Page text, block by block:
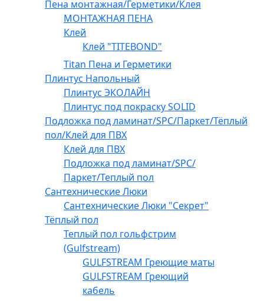
Пена монтажная/Герметики/Клея
МОНТАЖНАЯ ПЕНА
Клей
Клей "TITEBOND"
Titan Пена и Герметики
Плинтус Напольный
Плинтус ЭКОЛАЙН
Плинтус под покраску SOLID
Подложка под ламинат/SPC/Паркет/Тёплый
пол/Клей для ПВХ
Клей для ПВХ
Подложка под ламинат/SPC/
Паркет/Теплый пол
Сантехнические Люки
Сантехнические Люки "Секрет"
Тёплый пол
Теплый пол гольфстрим
(Gulfstream)
GULFSTREAM Греющие маты
GULFSTREAM Греющий
кабель